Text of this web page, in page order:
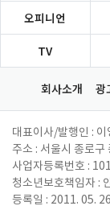
오피니언
TV
회사소개 광
대표이사/발행인 : 이
주소 : 서울시 종로
사업자등록번호 :
청소년보호책임자 :
등록일 : 2011. 05. 26